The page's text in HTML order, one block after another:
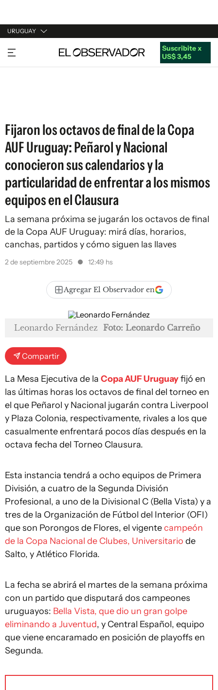
URUGUAY
URUGUAY
ARGENTINA
Suscribite x
US$ 3,45
Fijaron los octavos de final de la Copa
AUF Uruguay: Peñarol y Nacional
conocieron sus calendarios y la
particularidad de enfrentar a los mismos
equipos en el Clausura
La semana próxima se jugarán los octavos de final
de la Copa AUF Uruguay: mirá días, horarios,
canchas, partidos y cómo siguen las llaves
2 de septiembre 2025 12:49 hs
Agregar El Observador en
Leonardo Fernández Foto: Leonardo Carreño
Compartir
La Mesa Ejecutiva de la Copa AUF Uruguayfijó en
las últimas horas los octavos de final del torneo en
el que Peñarol y Nacional jugarán contra Liverpool
y Plaza Colonia, respectivamente, rivales a los que
casualmente enfrentará pocos días después en la
octava fecha del Torneo Clausura.
Esta instancia tendrá a ocho equipos de Primera
División, a cuatro de la Segunda División
Profesional, a uno de la Divisional C (Bella Vista) y a
tres de la Organización de Fútbol del Interior (OFI)
que son Porongos de Flores, el vigentecampeón
de la Copa Nacional de Clubes, Universitario de
Salto, y Atlético Florida.
La fecha se abrirá el martes de la semana próxima
con un partido que disputará dos campeones
uruguayos: Bella Vista, que dio un gran golpe
eliminando a Juventud, y Central Español, equipo
que viene encaramado en posición de playoffs en
Segunda.